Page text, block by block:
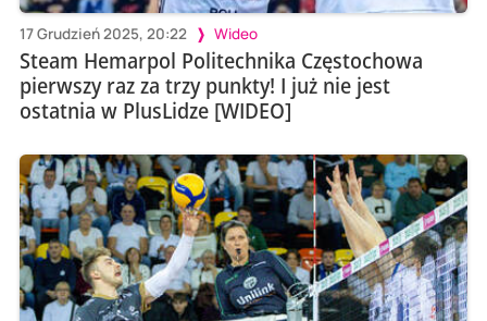
17 Grudzień 2025, 20:22 Wideo
Steam Hemarpol Politechnika Częstochowa
pierwszy raz za trzy punkty! I już nie jest
ostatnia w PlusLidze [WIDEO]